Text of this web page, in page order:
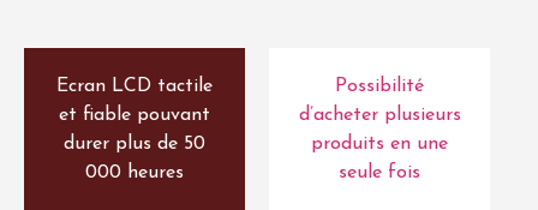
Ecran LCD tactile
et fiable pouvant
durer plus de 50
000 heures
Possibilité
d’acheter plusieurs
produits en une
seule fois